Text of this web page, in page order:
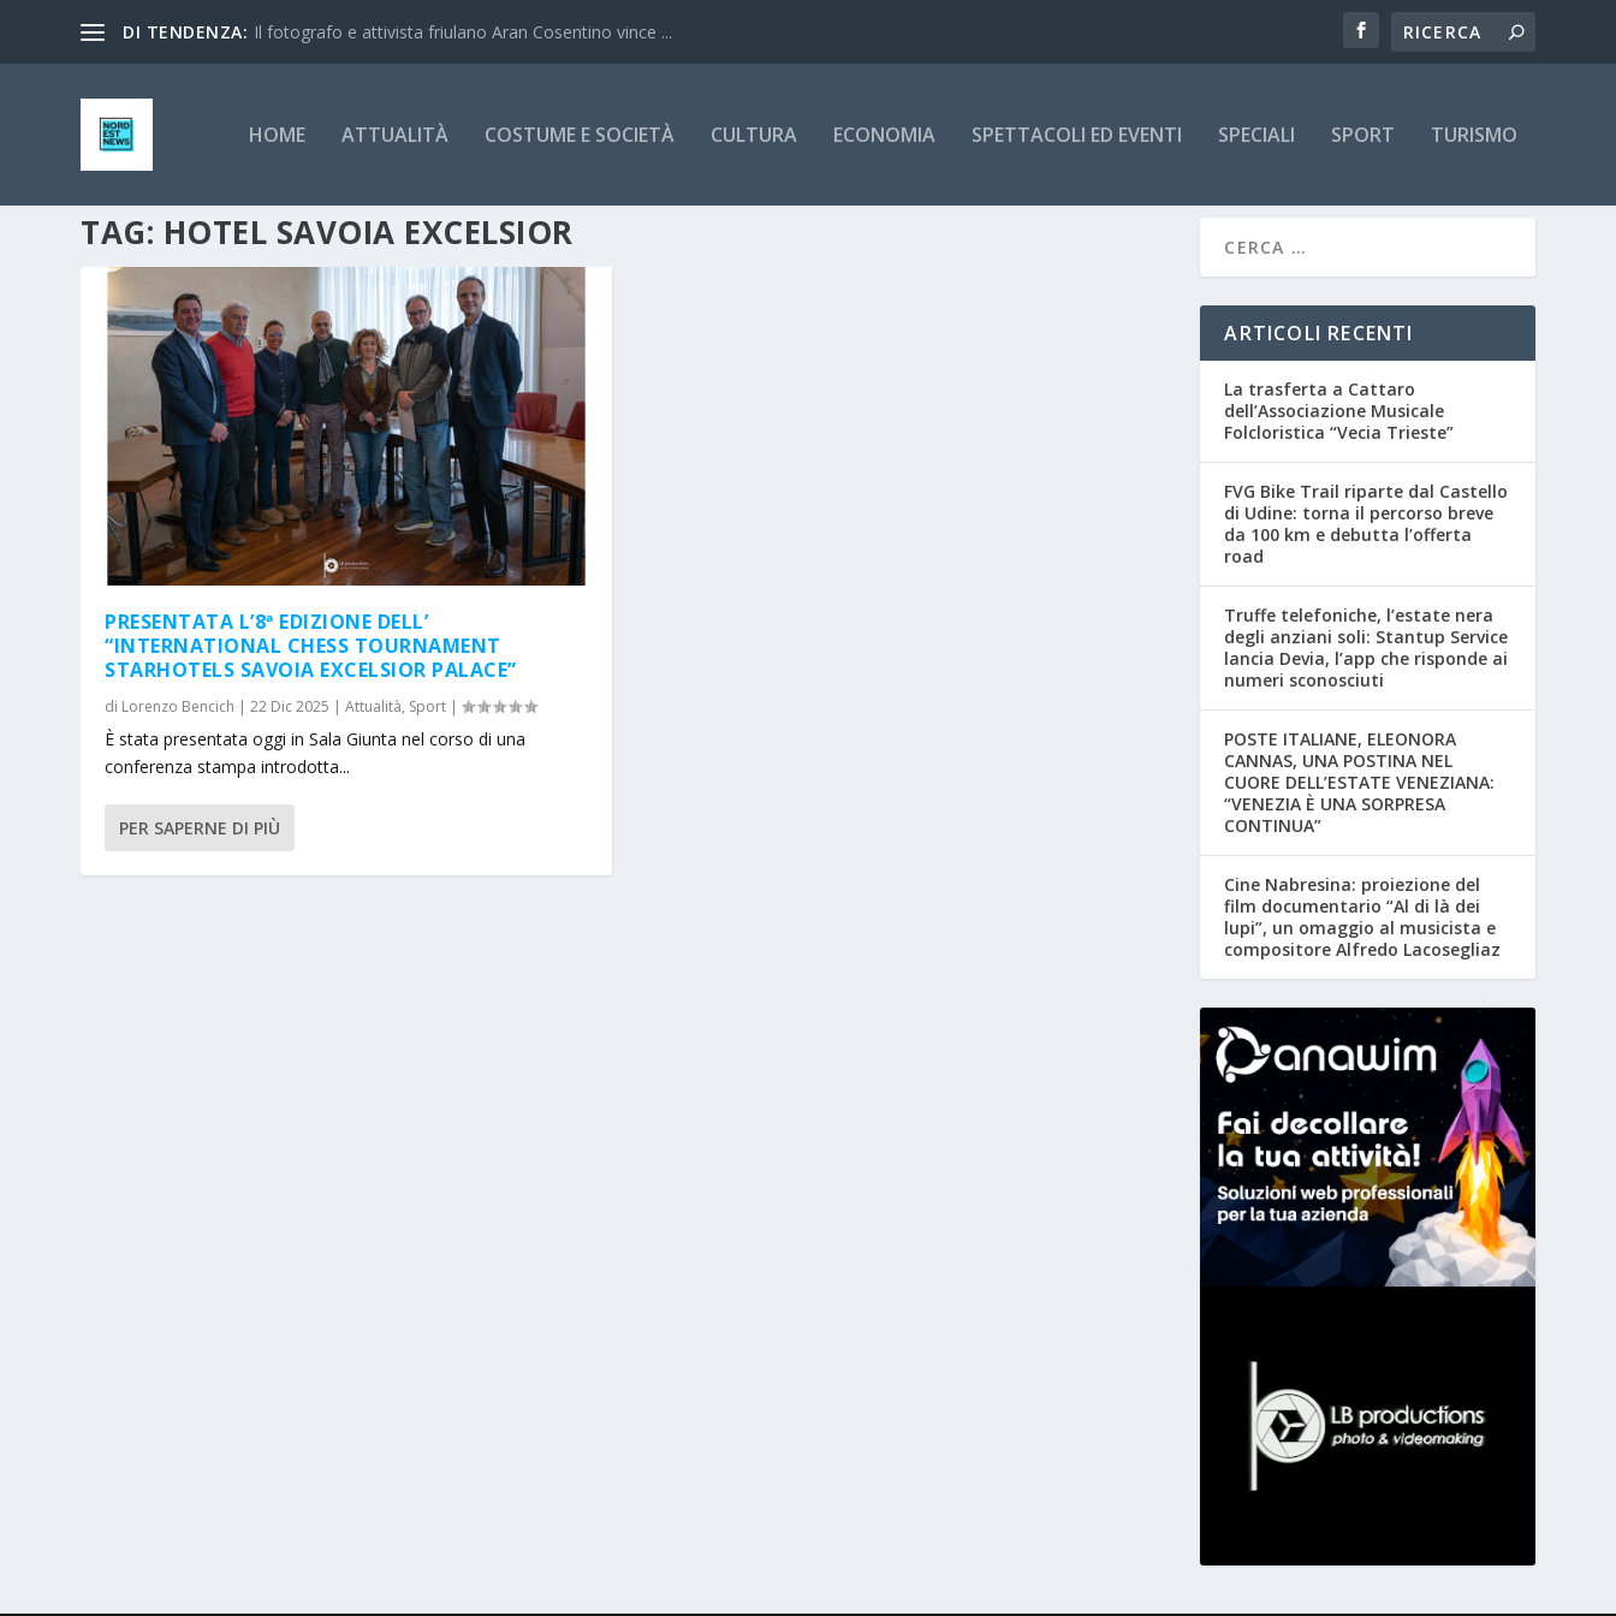
DI TENDENZA: Il fotografo e attivista friulano Aran Cosentino vince ...
HOME ATTUALITÀ COSTUME E SOCIETÀ CULTURA ECONOMIA SPETTACOLI ED EVENTI SPECIALI SPORT TURISMO
TAG: HOTEL SAVOIA EXCELSIOR
PRESENTATA L’8ª EDIZIONE DELL’
“INTERNATIONAL CHESS TOURNAMENT
STARHOTELS SAVOIA EXCELSIOR PALACE”
di Lorenzo Bencich |22 Dic 2025 |Attualità, Sport |
È stata presentata oggi in Sala Giunta nel corso di una
conferenza stampa introdotta...
PER SAPERNE DI PIÙ
ARTICOLI RECENTI
La trasferta a Cattaro
dell’Associazione Musicale
Folcloristica “Vecia Trieste”
FVG Bike Trail riparte dal Castello
di Udine: torna il percorso breve
da 100 km e debutta l’offerta
road
Truffe telefoniche, l’estate nera
degli anziani soli: Stantup Service
lancia Devia, l’app che risponde ai
numeri sconosciuti
POSTE ITALIANE, ELEONORA
CANNAS, UNA POSTINA NEL
CUORE DELL’ESTATE VENEZIANA:
“VENEZIA È UNA SORPRESA
CONTINUA”
Cine Nabresina: proiezione del
film documentario “Al di là dei
lupi”, un omaggio al musicista e
compositore Alfredo Lacosegliaz